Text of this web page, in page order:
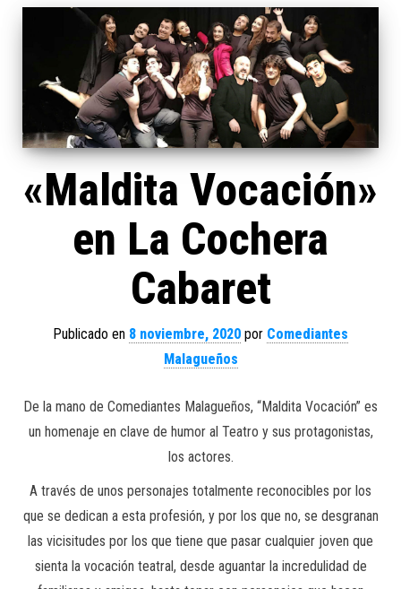
«Maldita Vocación»
en La Cochera
Cabaret
Publicado en 8 noviembre, 2020 por Comediantes
Malagueños
De la mano de Comediantes Malagueños, “Maldita Vocación” es
un homenaje en clave de humor al Teatro y sus protagonistas,
los actores.
A través de unos personajes totalmente reconocibles por los
que se dedican a esta profesión, y por los que no, se desgranan
las vicisitudes por los que tiene que pasar cualquier joven que
sienta la vocación teatral, desde aguantar la incredulidad de